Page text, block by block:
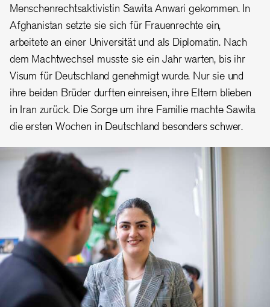
Menschenrechtsaktivistin Sawita Anwari gekommen. In
Afghanistan setzte sie sich für Frauenrechte ein,
arbeitete an einer Universität und als Diplomatin. Nach
dem Machtwechsel musste sie ein Jahr warten, bis ihr
Visum für Deutschland genehmigt wurde. Nur sie und
ihre beiden Brüder durften einreisen, ihre Eltern blieben
in Iran zurück. Die Sorge um ihre Familie machte Sawita
die ersten Wochen in Deutschland besonders schwer.